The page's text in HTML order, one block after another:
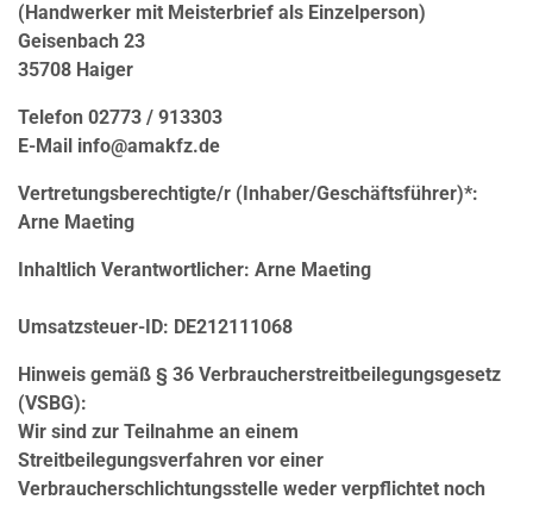
(Handwerker mit Meisterbrief als Einzelperson)
Geisenbach 23
35708 Haiger
Telefon 02773 / 913303
E-Mail info@amakfz.de
Vertretungsberechtigte/r (Inhaber/Geschäftsführer)*:
Arne Maeting
Inhaltlich Verantwortlicher: Arne Maeting
Umsatzsteuer-ID: DE212111068
Hinweis gemäß § 36 Verbraucherstreitbeilegungsgesetz
(VSBG):
Wir sind zur Teilnahme an einem
Streitbeilegungsverfahren vor einer
Verbraucherschlichtungsstelle weder verpflichtet noch